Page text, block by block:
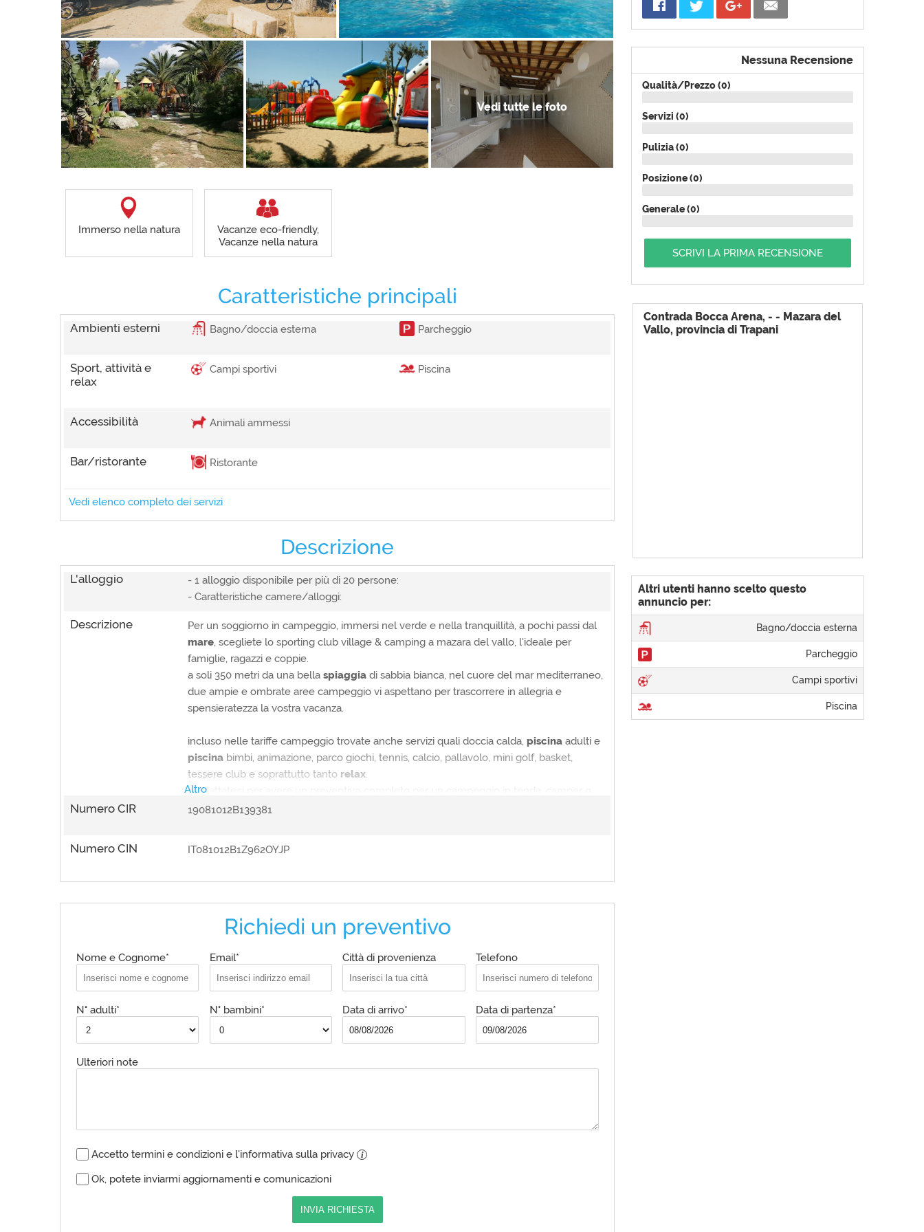
Vedi tutte le foto
Nessuna Recensione
Qualità/Prezzo (0)
Servizi (0)
Pulizia (0)
Posizione (0)
Generale (0)
SCRIVI LA PRIMA RECENSIONE
Immerso nella natura
Vacanze eco-friendly,
Vacanze nella natura
Caratteristiche principali
Ambienti esterni Bagno/doccia esterna Parcheggio
Sport, attività e
relax
Campi sportivi Piscina
Accessibilità Animali ammessi
Bar/ristorante Ristorante
Vedi elenco completo dei servizi
Spazi Comuni
Bar, Negozi/boutique
Area barbecue, Bagno/doccia esterna, Campi sportivi, Parcheggio, Parcheggio libero
vicino, Parco/giardino
Attività e Sport
Animazione, Campi sportivi, Piscina
Free Wifi (solo aree comuni)
Servizi Struttura
Convenzioni con bar/ristoranti, Escursioni, Noleggio auto/moto, Noleggio bici,
Pagamento con carta di credito
Animali ammessi
Bar, Pizzeria, Ristorante
Vacanze eco-friendly, Vacanze nella natura
Contrada Bocca Arena, - - Mazara del
Vallo, provincia di Trapani
Altri utenti hanno scelto questo
annuncio per:
Bagno/doccia esterna
Parcheggio
Campi sportivi
Piscina
Descrizione
L'alloggio
- 1 alloggio disponibile per più di 20 persone:
- Caratteristiche camere/alloggi:
Descrizione
Per un soggiorno in campeggio, immersi nel verde e nella tranquillità, a pochi passi dal
mare, scegliete lo sporting club village & camping a mazara del vallo, l'ideale per
famiglie, ragazzi e coppie.
a soli 350 metri da una bella spiaggiadi sabbia bianca, nel cuore del mar mediterraneo,
due ampie e ombrate aree campeggio vi aspettano per trascorrere in allegria e
spensieratezza la vostra vacanza.
incluso nelle tariffe campeggio trovate anche servizi quali doccia calda, piscinaadulti e
piscinabimbi, animazione, parco giochi, tennis, calcio, pallavolo, mini golf, basket,
tessere club e soprattutto tanto relax.
contattateci per avere un preventivo completo per un campeggio in tenda, camper o
caravan.
Altro
Numero CIR 19081012B139381
Numero CIN IT081012B1Z962OYJP
Richiedi un preventivo
Nome e Cognome* Email* Città di provenienza Telefono
N° adulti* N° bambini* Data di arrivo* Data di partenza*
Ulteriori note
Accetto termini e condizioni e l'informativa sulla privacy i
Ok, potete inviarmi aggiornamenti e comunicazioni
INVIA RICHIESTA